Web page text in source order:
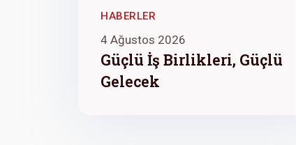
HABERLER
4 Ağustos 2026
Güçlü İş Birlikleri, Güçlü
Gelecek